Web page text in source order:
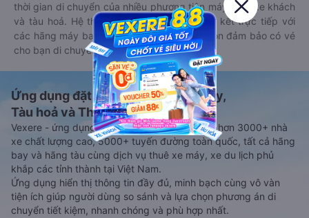
thời gian di chuyển của nhiều phương tiện máy bay, xe khách
và tàu hoả. Hệ thống của Goyolo được liên kết trực tiếp với
các hãng máy bay, xe khách và tàu hoả, luôn đảm bảo có vé
cho bạn di chuyển.
Ứng dụng đặt vé Xe khách, Máy bay,
Tàu hoả và Thuê xe
Vexere - ứng dụng đặt vé đa phương tiện với hơn 3000+ nhà
xe chất lượng cao, 5000+ tuyến đường toàn quốc, tất cả hãng
bay và hãng tàu cùng dịch vụ thuê xe máy, xe du lịch phủ
khắp các tỉnh thành tại Việt Nam.
Ứng dụng hiển thị thông tin đầy đủ, minh bạch cùng vô vàn
tiện ích giúp người dùng so sánh và lựa chọn phương án di
chuyển tiết kiệm, nhanh chóng và phù hợp nhất.